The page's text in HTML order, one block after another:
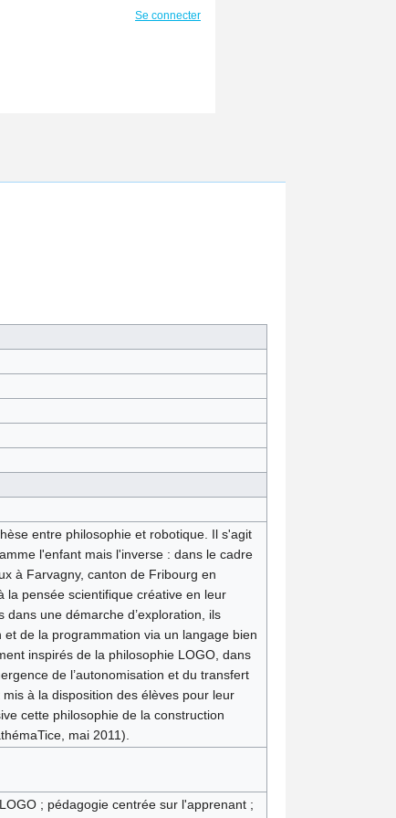
entre philosophie et robotique. Il s'agit
l'enfant mais l'inverse : dans le cadre
à Farvagny, canton de Fribourg en
la pensée scientifique créative en leur
une démarche d’exploration, ils
de la programmation via un langage bien
inspirés de la philosophie LOGO, dans
de l’autonomisation et du transfert
à la disposition des élèves pour leur
cette philosophie de la construction
mai 2011).
; pédagogie centrée sur l'apprenant ;
Se connecter